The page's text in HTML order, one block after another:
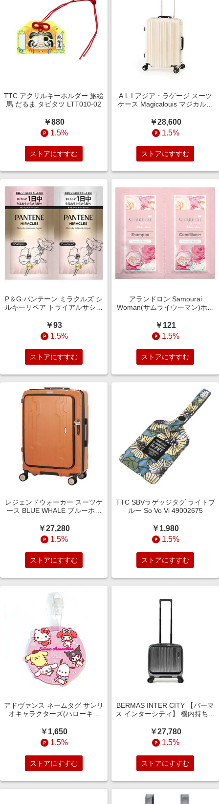
TTC アクリルキーホルダー 旅絵
馬 だるま タビタツ LTT010-02
￥880
1.5%
ストアにすすむ
A.L.I アジア・ラゲージ スーツ
ケース Magicalouis マジカルイ
目安：3泊?4泊 [TSAロック搭載
/ 36L] バニラ ALI-5088-18
￥28,600
1.5%
ストアにすすむ
P＆G パンテーン ミラクルズ シ
ルキーリペア トライアルサシェ
￥93
1.5%
ストアにすすむ
アランドロン Samourai
Woman(サムライウーマン)ホワ
イアル スムースモイスト
￥121
1.5%
ストアにすすむ
レジェンドウォーカー スーツケ
ース BLUE WHALE ブルーホエ
搭載 Mサイズ 宿泊目安：5泊?1
週間 [TSAロック搭載 / 65L] オ
レンジ 5
￥27,280
1.5%
ストアにすすむ
TTC SBVラゲッジタグ ライトブ
ルー So Vo Vi 49002675
￥1,980
1.5%
ストアにすすむ
アドヴァンス ネームタグ サンリ
オキャラクターズ(ハローキテ
ル・クロミ・ポムポムプリン・
マイメロディ) サンリオ ピンク
AD328
￥1,650
1.5%
ストアにすすむ
BERMAS INTER CITY 【バーマ
ス インターシティ】 機内持ち込
ブラックヘアライン [TSAロック
搭載 /33(L) /1泊?2泊] 60523
￥27,780
1.5%
ストアにすすむ